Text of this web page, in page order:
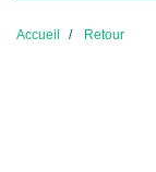
Accueil Retour